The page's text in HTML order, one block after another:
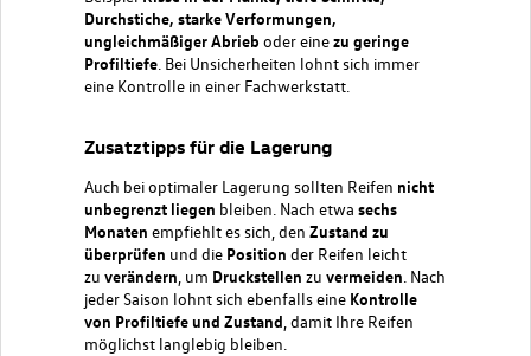
Durchstiche, starke Verformungen,
ungleichmäßiger Abrieb oder einezu geringe
Profiltiefe . Bei Unsicherheiten lohnt sich immer
eine Kontrolle in einer Fachwerkstatt
Zusatztipps für die Lagerung
Auch bei optimaler Lagerung sollten Reifen nicht
unbegrenzt liegen bleiben. Nach etwa sechs
Monaten empfiehlt es sich, den Zustand zu
überprüfen und die Position der Reifen leicht
zu verändern , um Druckstellen zu vermeiden . Nach
jeder Saison lohnt sich ebenfalls eine Kontrolle
von Profiltiefe und Zustand , damit Ihre Reifen
möglichst langlebig bleiben.